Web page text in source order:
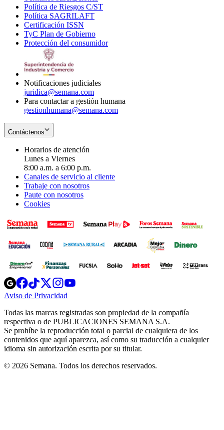
window
in
Política de Riesgos C/ST
Política SAGRILAFT
new
window
Certificación ISSN
in
new
TyC Plan de Gobierno
in
Protección del consumidorOpens
Notificaciones judiciales
juridica@semana.com
Para contactar a gestión humana
gestionhumana@semana.com
Contáctenos
Horarios de atención
Lunes a Viernes
8:00 a.m. a 6:00 p.m.
Canales de servicio al cliente
Trabaje con nosotros
Paute con nosotros
Cookies
Opens
in
new
Opens
in
new
Opens
in
new
window
Opens
new
windowwindow
Aviso de Privacidad
new
window
Todas las marcas registradas son propiedad de la compañía
respectiva o de PUBLICACIONES SEMANA S.A.
Se prohíbe la reproducción total o parcial de cualquiera de los
contenidos que aquí aparezca, así como su traducción a cualquier
idioma sin autorización escrita por su titular.
© 2026 Semana. Todos los derechos reservados.